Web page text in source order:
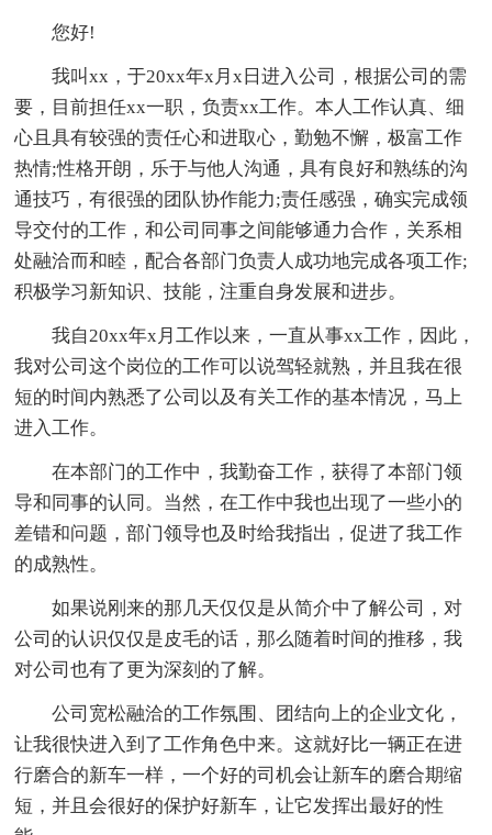
您好!
我叫xx，于20xx年x月x日进入公司，根据公司的需
要，目前担任xx一职，负责xx工作。本人工作认真、细
心且具有较强的责任心和进取心，勤勉不懈，极富工作
热情;性格开朗，乐于与他人沟通，具有良好和熟练的沟
通技巧，有很强的团队协作能力;责任感强，确实完成领
导交付的工作，和公司同事之间能够通力合作，关系相
处融洽而和睦，配合各部门负责人成功地完成各项工作;
积极学习新知识、技能，注重自身发展和进步。
我自20xx年x月工作以来，一直从事xx工作，因此，
我对公司这个岗位的工作可以说驾轻就熟，并且我在很
短的时间内熟悉了公司以及有关工作的基本情况，马上
进入工作。
在本部门的工作中，我勤奋工作，获得了本部门领
导和同事的认同。当然，在工作中我也出现了一些小的
差错和问题，部门领导也及时给我指出，促进了我工作
的成熟性。
如果说刚来的那几天仅仅是从简介中了解公司，对
公司的认识仅仅是皮毛的话，那么随着时间的推移，我
对公司也有了更为深刻的了解。
公司宽松融洽的工作氛围、团结向上的企业文化，
让我很快进入到了工作角色中来。这就好比一辆正在进
行磨合的新车一样，一个好的司机会让新车的磨合期缩
短，并且会很好的保护好新车，让它发挥出最好的性